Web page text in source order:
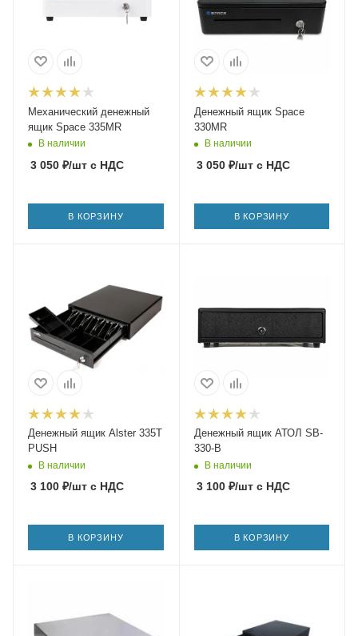
Механический денежный
ящик Space 335MR
В наличии
3 050 ₽/шт с НДС
В КОРЗИНУ
Денежный ящик Space
330MR
В наличии
3 050₽/штс НДС
В КОРЗИНУ
Денежный ящик Alster 335T
PUSH
В наличии
3 100 ₽/шт с НДС
В КОРЗИНУ
Денежный ящик АТОЛ SB-
330-B
В наличии
3 100₽/штс НДС
В КОРЗИНУ